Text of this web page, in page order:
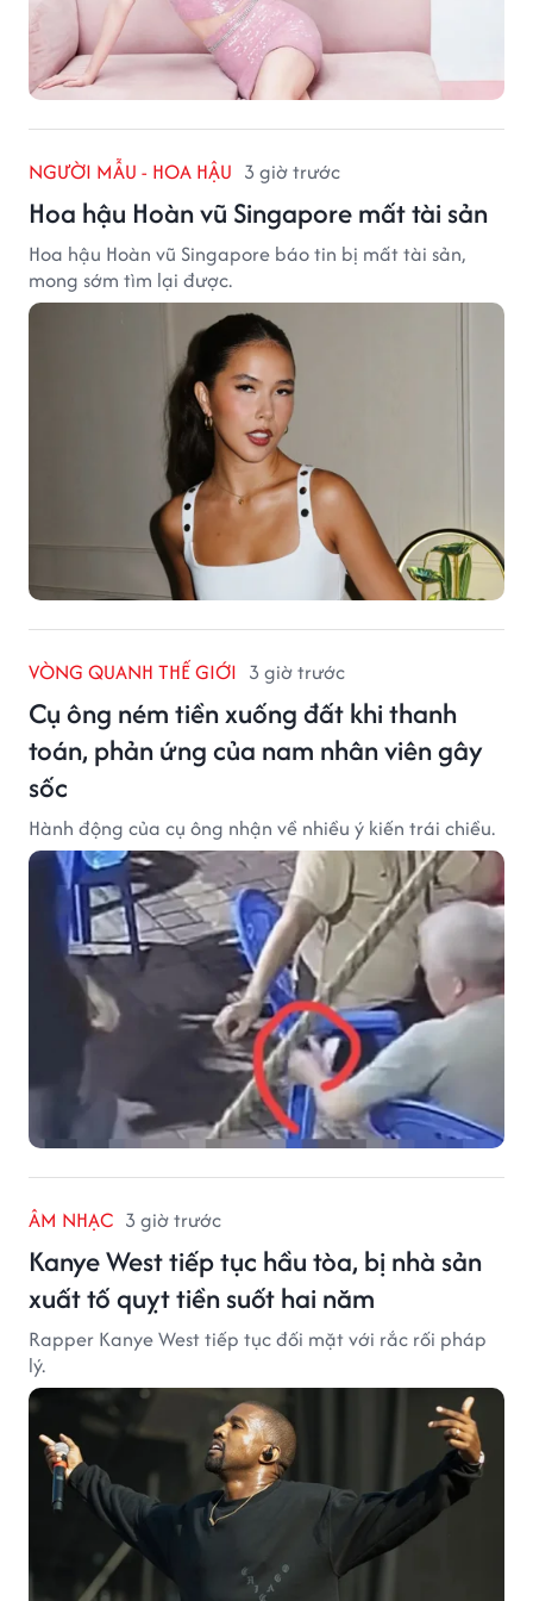
NGƯỜI MẪU - HOA HẬU 3 giờ trước
Hoa hậu Hoàn vũ Singapore mất tài sản
Hoa hậu Hoàn vũ Singapore báo tin bị mất tài sản,
mong sớm tìm lại được.
VÒNG QUANH THẾ GIỚI 3 giờ trước
Cụ ông ném tiền xuống đất khi thanh
toán, phản ứng của nam nhân viên gây
sốc
Hành động của cụ ông nhận về nhiều ý kiến trái chiều.
ÂM NHẠC 3 giờ trước
Kanye West tiếp tục hầu tòa, bị nhà sản
xuất tố quỵt tiền suốt hai năm
Rapper Kanye West tiếp tục đối mặt với rắc rối pháp
lý.